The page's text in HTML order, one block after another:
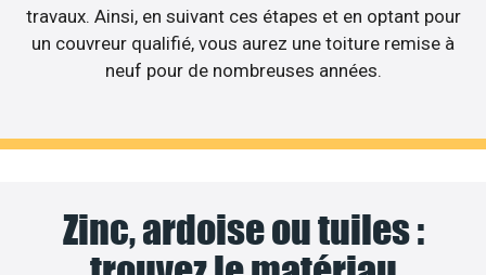
travaux. Ainsi, en suivant ces étapes et en optant pour
un couvreur qualifié, vous aurez une toiture remise à
neuf pour de nombreuses années.
Zinc, ardoise ou tuiles :